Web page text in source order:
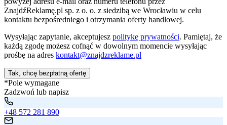
ZnajdźReklamę.pl sp. z o. o. z siedzibą we Wrocławiu w celu
kontaktu bezpośredniego i otrzymania oferty handlowej.
Wysyłając zapytanie, akceptujesz politykę prywatności. Pamiętaj, że
każdą zgodę możesz cofnąć w dowolnym momencie wysyłając
prośbę na adres kontakt@znajdzreklame.pl
Tak, chcę bezpłatną ofertę
*Pole wymagane
Zadzwoń lub napisz
+48 572 281 890